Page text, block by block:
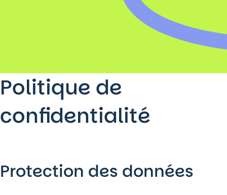
Politique de
confidentialité
Protection des données